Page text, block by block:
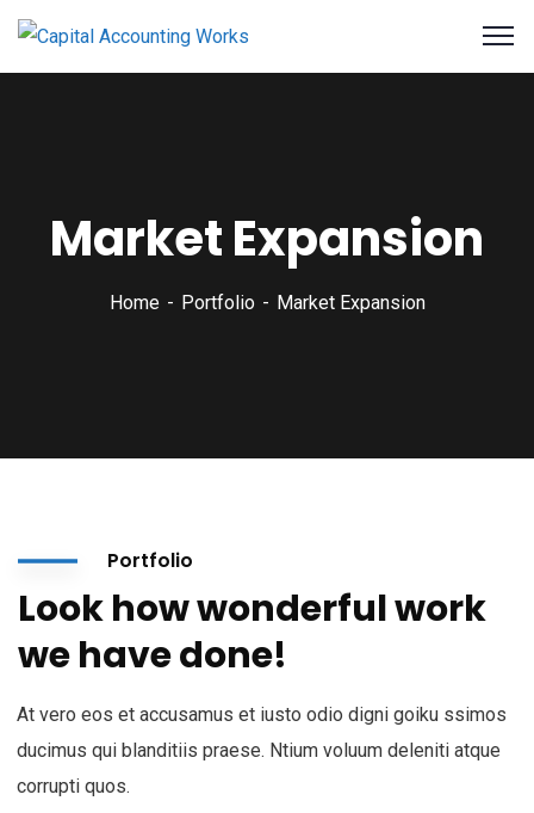
Market Expansion
Home Portfolio Market Expansion
Portfolio
Look how wonderful work
we have done!
At vero eos et accusamus et iusto odio digni goiku ssimos
ducimus qui blanditiis praese. Ntium voluum deleniti atque
corrupti quos.